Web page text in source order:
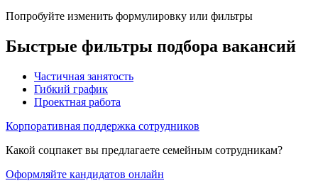
Попробуйте изменить формулировку или фильтры
Быстрые фильтры подбора вакансий
Частичная занятость
Гибкий график
Проектная работа
Корпоративная поддержка сотрудников
Какой соцпакет вы предлагаете семейным сотрудникам?
Оформляйте кандидатов онлайн